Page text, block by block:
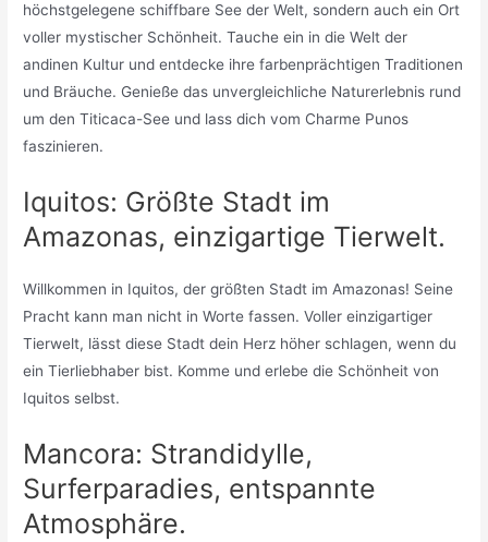
höchstgelegene schiffbare See der Welt, sondern auch ein Ort
voller mystischer Schönheit. Tauche ein in die Welt der
andinen Kultur und entdecke ihre farbenprächtigen Traditionen
und Bräuche. Genieße das unvergleichliche Naturerlebnis rund
um den Titicaca-See und lass dich vom Charme Punos
faszinieren.
Iquitos: Größte Stadt im
Amazonas, einzigartige Tierwelt.
Willkommen in Iquitos, der größten Stadt im Amazonas! Seine
Pracht kann man nicht in Worte fassen. Voller einzigartiger
Tierwelt, lässt diese Stadt dein Herz höher schlagen, wenn du
ein Tierliebhaber bist. Komme und erlebe die Schönheit von
Iquitos selbst.
Mancora: Strandidylle,
Surferparadies, entspannte
Atmosphäre.